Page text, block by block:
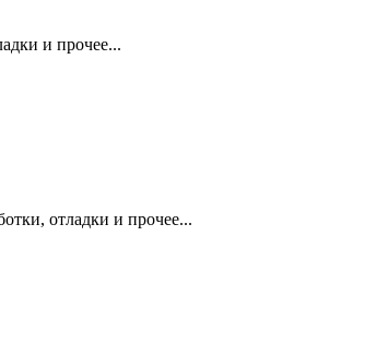
и прочее...
отладки и прочее...